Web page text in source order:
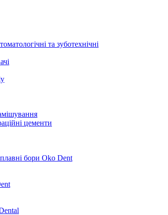
та зуботехнічні
цементи
бори Oko Dent